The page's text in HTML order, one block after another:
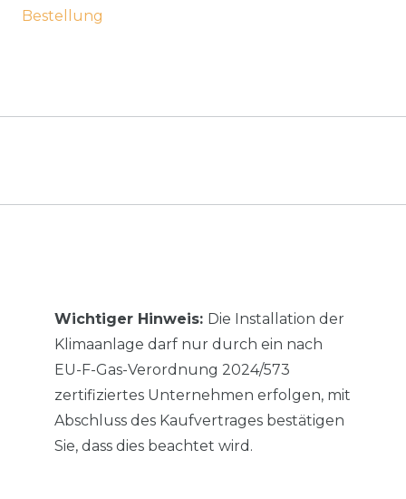
Bestellung
Wichtiger Hinweis: Die Installation der
Klimaanlage darf nur durch ein nach
EU-F-Gas-Verordnung 2024/573
zertifiziertes Unternehmen erfolgen, mit
Abschluss des Kaufvertrages bestätigen
Sie, dass dies beachtet wird.